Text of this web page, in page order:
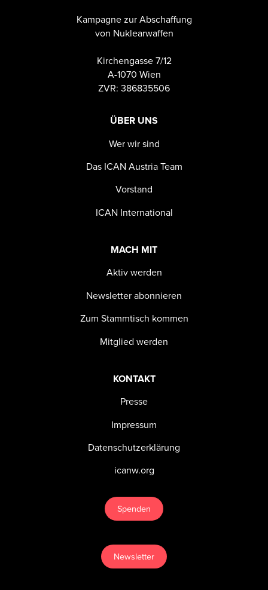
Kampagne zur Abschaffung
von Nuklearwaffen
Kirchengasse 7/12
A-1070 Wien
ZVR: 386835506
ÜBER UNS
Wer wir sind
Das ICAN Austria Team
Vorstand
ICAN International
MACH MIT
Aktiv werden
Newsletter abonnieren
Zum Stammtisch kommen
Mitglied werden
KONTAKT
Presse
Impressum
Datenschutzerklärung
icanw.org
Spenden
Newsletter